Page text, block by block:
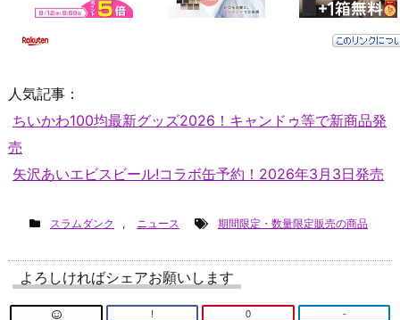
人気記事：
ちいかわ100均最新グッズ2026！キャンドゥ等で新商品発
売
矢沢あいエビスビール!コラボ缶予約！2026年3月3日発売
スラムダンク , ニュース 期間限定・数量限定販売の商品
よろしければシェアお願いします
! 0 -